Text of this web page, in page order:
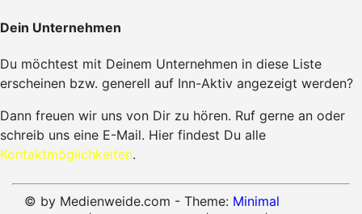
Dein Unternehmen
Du möchtest mit Deinem Unternehmen in diese Liste
erscheinen bzw. generell auf Inn-Aktiv angezeigt werden?
Dann freuen wir uns von Dir zu hören. Ruf gerne an oder
schreib uns eine E-Mail. Hier findest Du alle
Kontaktmöglichkeiten.
© by Medienweide.com - Theme: Minimal